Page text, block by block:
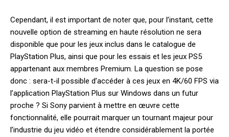
Cependant, il est important de noter que, pour l’instant, cette
nouvelle option de streaming en haute résolution ne sera
disponible que pour les jeux inclus dans le catalogue de
PlayStation Plus, ainsi que pour les essais et les jeux PS5
appartenant aux membres Premium. La question se pose
donc : sera-t-il possible d’accéder à ces jeux en 4K/60 FPS via
l’application PlayStation Plus sur Windows dans un futur
proche ? Si Sony parvient à mettre en œuvre cette
fonctionnalité, elle pourrait marquer un tournant majeur pour
l’industrie du jeu vidéo et étendre considérablement la portée